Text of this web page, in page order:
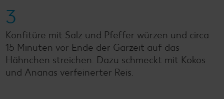
3
Konfitüre mit Salz und Pfeffer würzen und circa
15 Minuten vor Ende der Garzeit auf das
Hähnchen streichen. Dazu schmeckt mit Kokos
und Ananas verfeinerter Reis.